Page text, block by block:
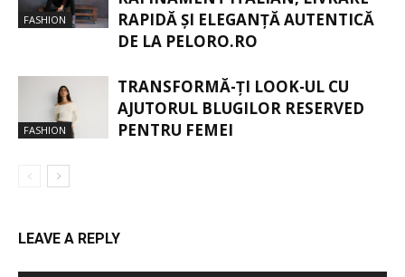
FASHION
RAPIDĂ ȘI ELEGANȚĂ AUTENTICĂ
DE LA PELORO.RO
FASHION
TRANSFORMĂ-ȚI LOOK-UL CU
AJUTORUL BLUGILOR RESERVED
PENTRU FEMEI
LEAVE A REPLY